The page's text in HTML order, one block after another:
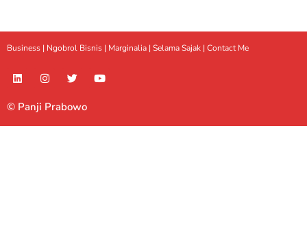
Business | Ngobrol Bisnis | Marginalia | Selama Sajak | Contact Me
© Panji Prabowo